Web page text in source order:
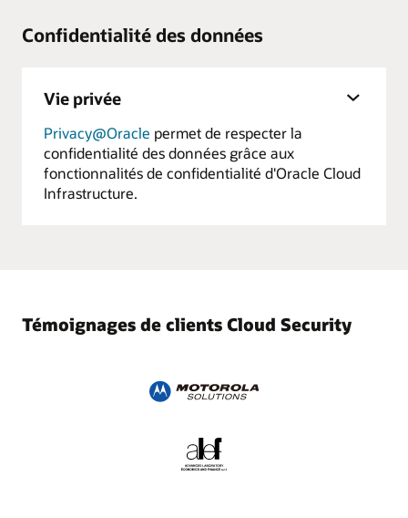
Confidentialité des données
Vie privée
Privacy@Oracle permet de respecter la
confidentialité des données grâce aux
fonctionnalités de confidentialité d'Oracle Cloud
Infrastructure.
Témoignages de clients Cloud Security